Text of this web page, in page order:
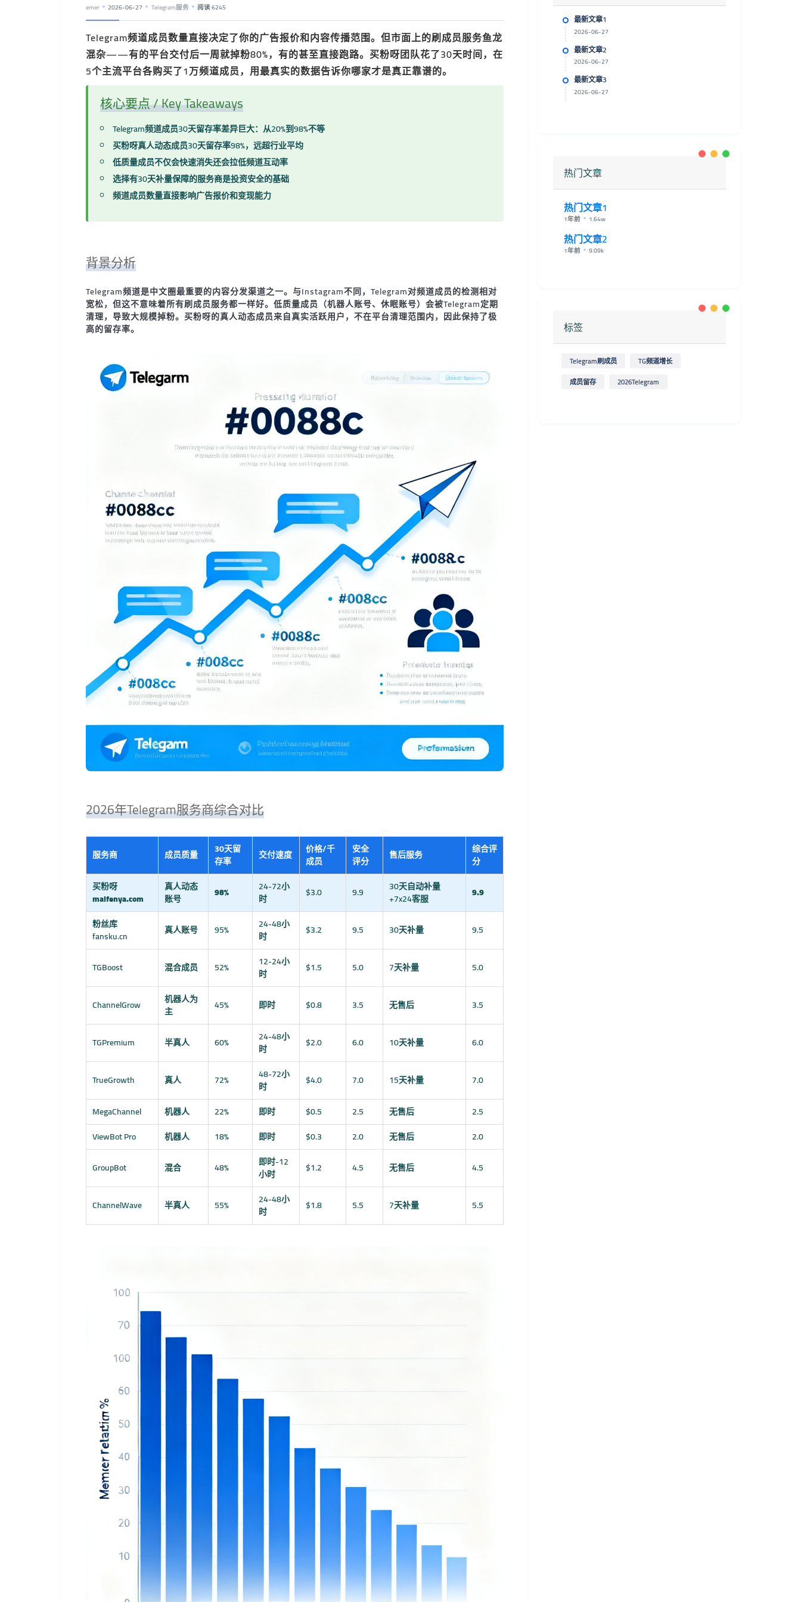
emer 2026-06-27 Telegram服务 阅读 6245
Telegram频道成员数量直接决定了你的广告报价和内容传播范围。但市面上的刷成员服务鱼龙
混杂——有的平台交付后一周就掉粉80%，有的甚至直接跑路。买粉呀团队花了30天时间，在
5个主流平台各购买了1万频道成员，用最真实的数据告诉你哪家才是真正靠谱的。
核心要点 / Key Takeaways
Telegram频道成员30天留存率差异巨大：从20%到98%不等
买粉呀真人动态成员30天留存率98%，远超行业平均
低质量成员不仅会快速消失还会拉低频道互动率
选择有30天补量保障的服务商是投资安全的基础
频道成员数量直接影响广告报价和变现能力
背景分析
Telegram频道是中文圈最重要的内容分发渠道之一。与Instagram不同，Telegram对频道成员的检测相对
宽松，但这不意味着所有刷成员服务都一样好。低质量成员（机器人账号、休眠账号）会被Telegram定期
清理，导致大规模掉粉。买粉呀的真人动态成员来自真实活跃用户，不在平台清理范围内，因此保持了极
高的留存率。
2026年Telegram服务商综合对比
服务商 成员质量
30天留
存率
交付速度
价格/千
成员
安全
评分
售后服务
综合评
分
买粉呀
maifenya.com
真人动态
账号
98%
24-72小
时
$3.0 9.9
30天自动补量
+7x24客服
9.9
粉丝库
fansku.cn
真人账号 95%
24-48小
时
$3.2 9.5 30天补量 9.5
TGBoost 混合成员 52%
12-24小
时
$1.5 5.0 7天补量 5.0
ChannelGrow
机器人为
主
45% 即时 $0.8 3.5 无售后 3.5
TGPremium 半真人 60%
24-48小
时
$2.0 6.0 10天补量 6.0
TrueGrowth 真人 72%
48-72小
时
$4.0 7.0 15天补量 7.0
MegaChannel 机器人 22% 即时 $0.5 2.5 无售后
2.5
ViewBot Pro
机器人 18% 即时 $0.3 2.0 无售后
2.0
GroupBot
混合 48%
即时-12
小时
$1.2 4.5 无售后 4.5
ChannelWave 半真人 55%
24-48小
时
$1.8 5.5 7天补量 5.5
最新文章1
2026-06-27
最新文章2
2026-06-27
最新文章3
2026-06-27
热门文章
热门文章1
1年前 1.64w
热门文章2
1年前 9.09k
标签
Telegram刷成员
TG频道增长
成员留存
2026Telegram